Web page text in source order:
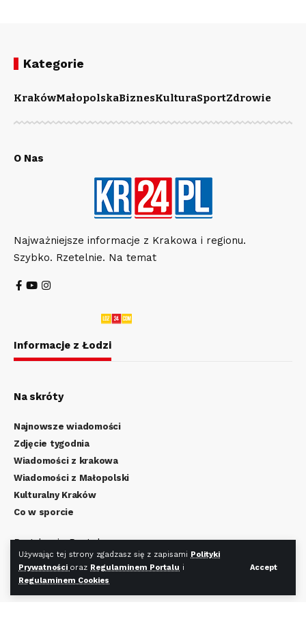
Używając tej strony zgadzasz się z zapisami Polityki
Prywatności oraz Regulaminem Portalu i
Regulaminem Cookies
Accept
Kategorie
KrakówMałopolskaBiznesKulturaSportZdrowie
O Nas
Najważniejsze informacje z Krakowa i regionu.
Szybko. Rzetelnie. Na temat
Informacje z Łodzi
Na skróty
Najnowsze wiadomości
Zdjęcie tygodnia
Wiadomości z krakowa
Wiadomości z Małopolski
Kulturalny Kraków
Co w sporcie
Regulamin Portalu
Polityka Prywatności
Regulamin Cookies